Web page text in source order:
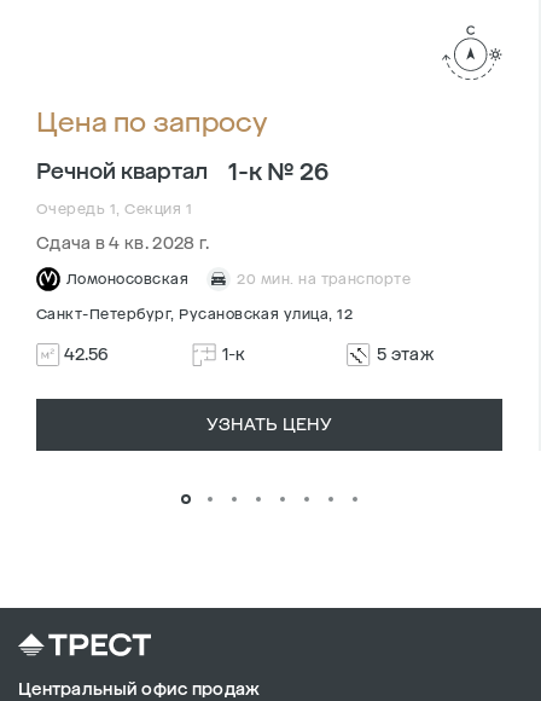
Цена по запросу
Речной квартал 1-к № 26
Очередь 1, Секция 1
Сдача в 4 кв. 2028 г.
Ломоносовская 20 мин. на транспорте
Санкт-Петербург, Русановская улица, 12
42.56 1-к 5 этаж
УЗНАТЬ ЦЕНУ
Центральный офис продаж